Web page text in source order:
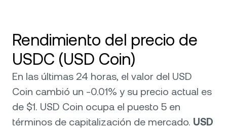
Rendimiento del precio de
USDC (USD Coin)
En las últimas 24 horas, el valor del USD
Coin cambió un -0.01% y su precio actual es
de $1. USD Coin ocupa el puesto 5 en
términos de capitalización de mercado. USD